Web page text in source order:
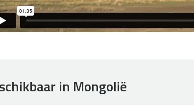
in Mongolië